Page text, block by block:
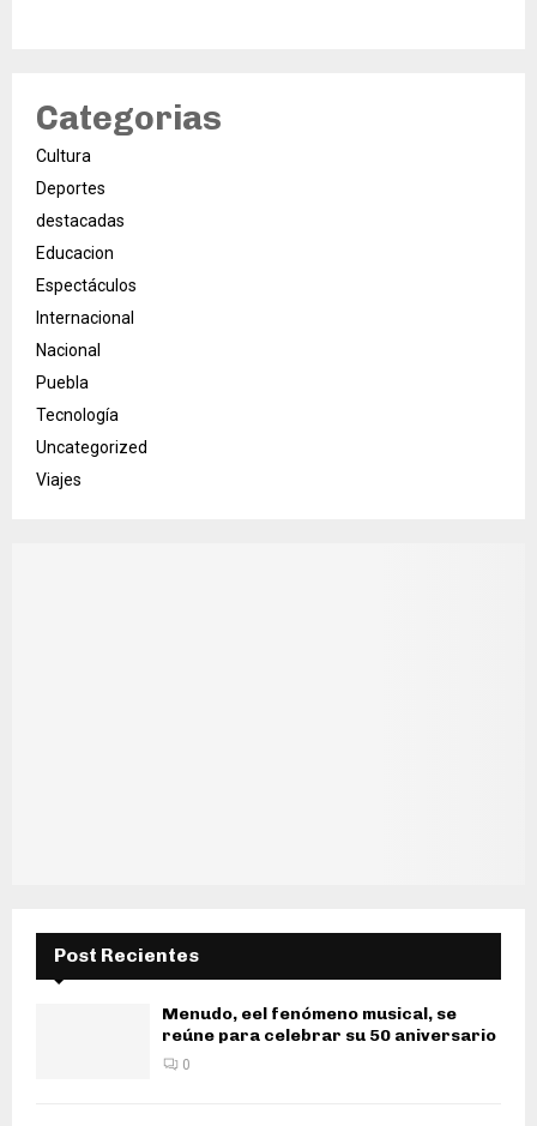
Categorias
Cultura
Deportes
destacadas
Educacion
Espectáculos
Internacional
Nacional
Puebla
Tecnología
Uncategorized
Viajes
Post Recientes
Menudo, eel fenómeno musical, se
reúne para celebrar su 50 aniversario
0